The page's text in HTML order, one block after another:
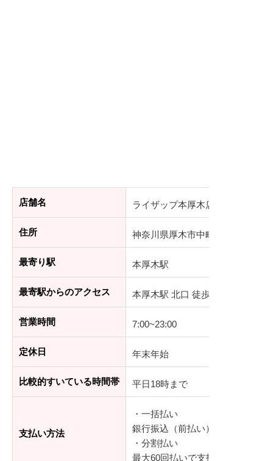
店舗名 ライザップ本厚木店
住所 神奈川県厚木市中町3-12-1 厚木国
最寄り駅 本厚木駅
最寄駅からのアクセス 本厚木駅 北口 徒歩4分
営業時間 7:00~23:00
定休日 年末年始
比較的すいている時間帯 平日18時まで
支払い方法
・一括払い
銀行振込（前払い）、デビット
・分割払い
最大60回払いで支払可能